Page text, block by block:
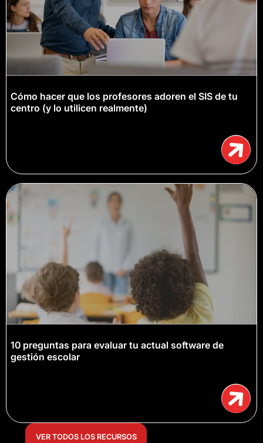
Cómo hacer que los profesores adoren el SIS de tu
centro (y lo utilicen realmente)
10 preguntas para evaluar tu actual software de
gestión escolar
VER TODOS LOS RECURSOS